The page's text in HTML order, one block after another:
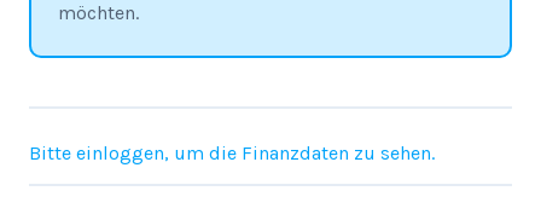
möchten.
Bitte einloggen, um die Finanzdaten zu sehen.